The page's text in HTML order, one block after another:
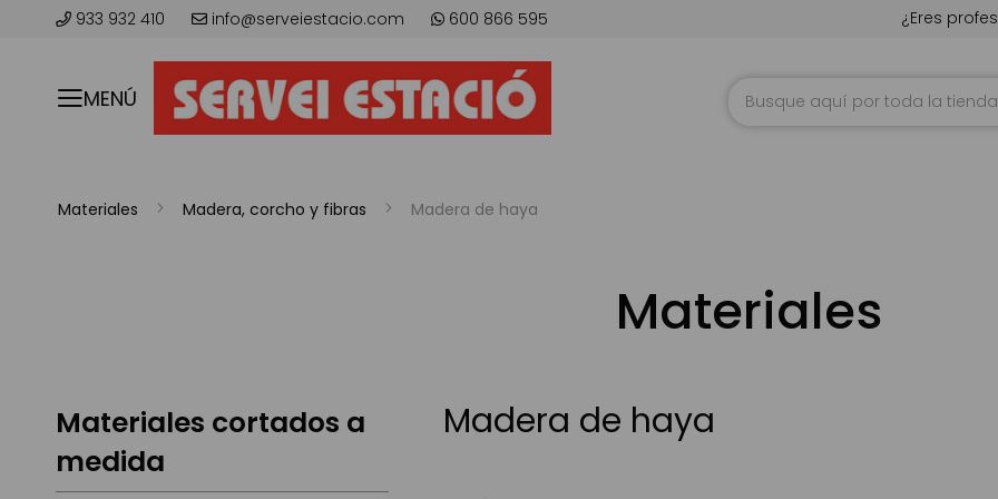
933 932 410 info@serveiestacio.com 600 866 595 ¿Eres
MENÚ
Materiales Madera, corcho y fibras Madera de haya
Materiales
Madera de haya
Materiales cortados a
medida